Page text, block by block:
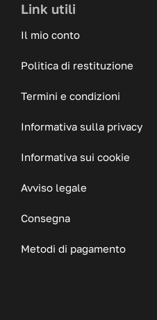
Link utili
Il mio conto
Politica di restituzione
Termini e condizioni
Informativa sulla privacy
Informativa sui cookie
Avviso legale
Consegna
Metodi di pagamento